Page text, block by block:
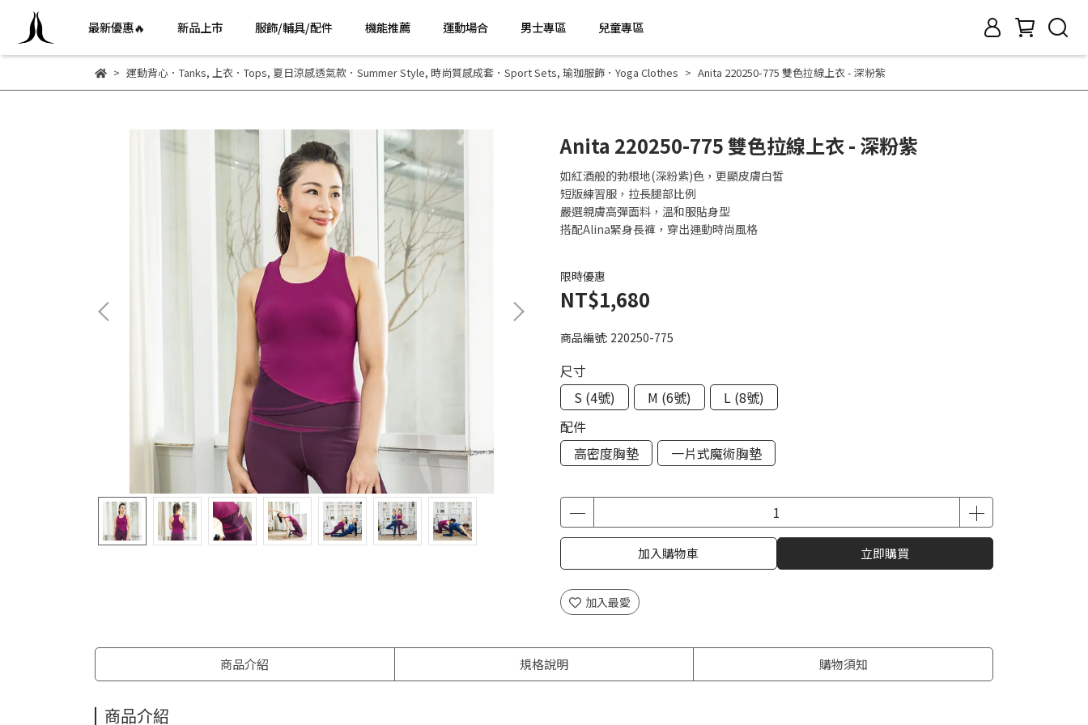
最新優惠🔥 新品上市 服飾/輔具/配件 機能推薦 運動場合 男士專區 兒童專區
運動背心．Tanks, 上衣．Tops, 夏日涼感透氣款．Summer Style, 時尚質感成套．Sport Sets, 瑜珈服飾．Yoga Clothes Anita 220250-775 雙色拉線上衣 - 深粉紫
Anita 220250-775 雙色拉線上衣 - 深粉紫
如紅酒般的勃根地(深粉紫)色，更顯皮膚白皙
短版練習服，拉長腿部比例
嚴選親膚高彈面料，溫和服貼身型
搭配Alina緊身長褲，穿出運動時尚風格
限時優惠
NT$1,680
商品編號: 220250-775
尺寸
S (4號)
M (6號)
L (8號)
配件
高密度胸墊
一片式魔術胸墊
加入購物車 立即購買
加入最愛
商品介紹 規格說明 購物須知
商品介紹